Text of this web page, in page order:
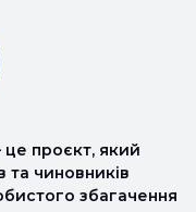
це проєкт, який
та чиновників
збагачення